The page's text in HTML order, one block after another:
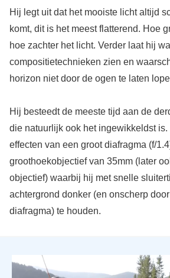
Hij legt uit dat het mooiste licht altijd
komt, dit is het meest flatterend. Hoe
hoe zachter het licht. Verder laat hij
compositietechnieken zien en
horizon niet door de ogen te laten
Hij besteedt de meeste tijd aan de
die natuurlijk ook het ingewikkeldst
effecten van een groot diafragma (f/
groothoekobjectief van 35mm (later
objectief) waarbij hij met snelle
achtergrond donker (en onscherp
diafragma) te houden.